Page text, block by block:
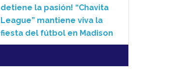
detiene la pasión! “Chavita
League” mantiene viva la
fiesta del fútbol en Madison